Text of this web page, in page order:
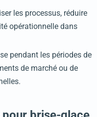
les processus, réduire
opérationnelle dans
pendant les périodes de
de marché ou de